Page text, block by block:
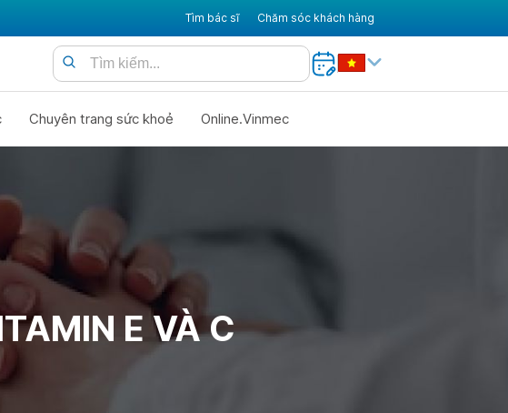
Tìm bác sĩ Chăm sóc khách hàng
Chuyên trang sức khoẻ Online.Vinmec
E VÀ C